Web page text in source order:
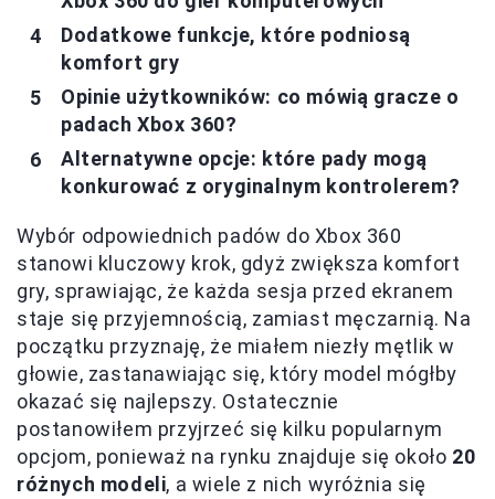
Dodatkowe funkcje, które podniosą
komfort gry
Opinie użytkowników: co mówią gracze o
padach Xbox 360?
Alternatywne opcje: które pady mogą
konkurować z oryginalnym kontrolerem?
Wybór odpowiednich padów do Xbox 360
stanowi kluczowy krok, gdyż zwiększa komfort
gry, sprawiając, że każda sesja przed ekranem
staje się przyjemnością, zamiast męczarnią. Na
początku przyznaję, że miałem niezły mętlik w
głowie, zastanawiając się, który model mógłby
okazać się najlepszy. Ostatecznie
postanowiłem przyjrzeć się kilku popularnym
opcjom, ponieważ na rynku znajduje się około 20
różnych modeli, a wiele z nich wyróżnia się